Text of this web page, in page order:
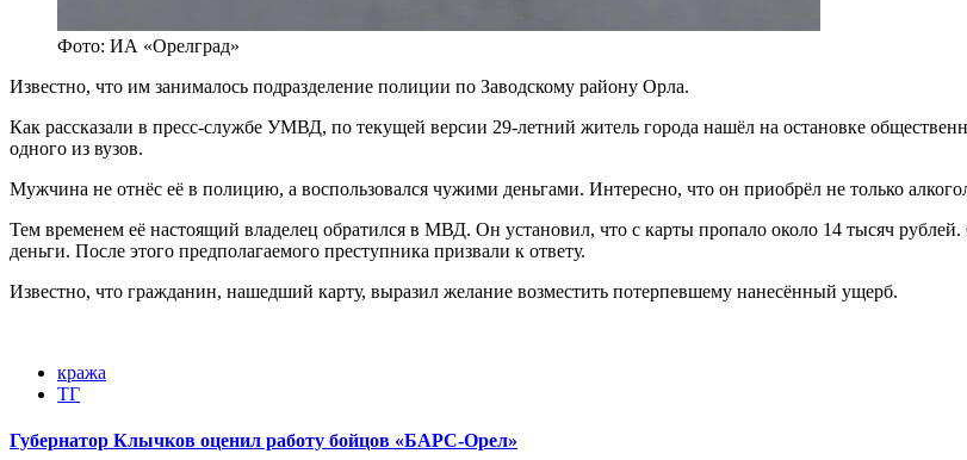
Фото: ИА «Орелград»
Известно, что им занималось подразделение полиции по Заводскому району Орла.
Как рассказали в пресс-службе УМВД, по текущей версии 29-летний житель города нашёл на остановке
одного из вузов.
Мужчина не отнёс её в полицию, а воспользовался чужими деньгами. Интересно, что он приобрёл не только
Тем временем её настоящий владелец обратился в МВД. Он установил, что с карты пропало около 14 тысяч
деньги. После этого предполагаемого преступника призвали к ответу.
Известно, что гражданин, нашедший карту, выразил желание возместить потерпевшему нанесённый ущерб.
кража
ТГ
Губернатор Клычков оценил работу бойцов «БАРС-Орел»